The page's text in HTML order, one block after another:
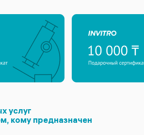
услуг
кому предназначен